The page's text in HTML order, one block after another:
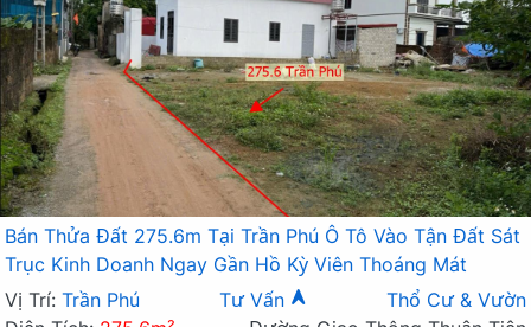
Bán Thửa Đất 275.6m Tại Trần Phú Ô Tô Vào Tận Đất Sát
Trục Kinh Doanh Ngay Gần Hồ Kỳ Viên Thoáng Mát
Vị Trí: Trần Phú Tư Vấn
Thổ Cư & Vườn